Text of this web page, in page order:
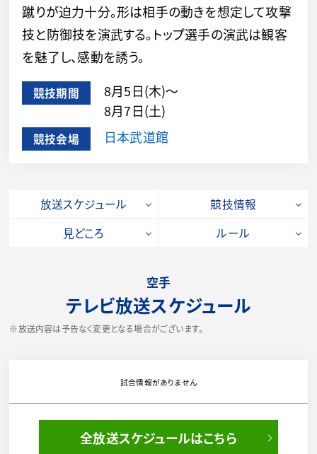
蹴りが迫力十分。形は相手の動きを想定して攻撃
技と防御技を演武する。トップ選手の演武は観客
を魅了し、感動を誘う。
競技期間
8月5日(木)～
8月7日(土)
競技会場 日本武道館
放送スケジュール
競技情報
見どころ
ルール
空手
テレビ放送スケジュール
※放送内容は予告なく変更となる場合がございます。
試合情報がありません
全放送スケジュールはこちら